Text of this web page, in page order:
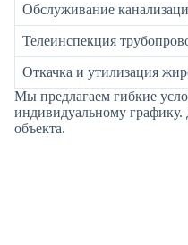
Обслуживание
Телеинспекция
Откачка и утилизация
Мы предлагаем гибкие
индивидуальному
объекта.